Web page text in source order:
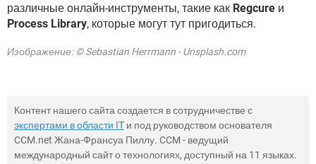
различные онлайн-инструменты, такие как Regcure и
Process Library, которые могут тут пригодиться.
Изображение: © Sebastian Herrmann - Unsplash.com
Контент нашего сайта создается в сотрудничестве с
экспертами в области IT и под руководством основателя
CCM.net Жана-Франсуа Пиллу. CCM - ведущий
международный сайт о технологиях, доступный на 11 языках.